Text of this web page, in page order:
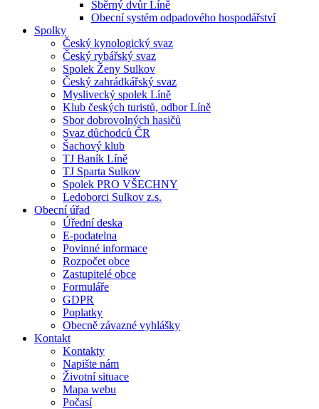
Sběrný dvůr Líně
Obecní systém odpadového hospodářství
Spolky
Český kynologický svaz
Český rybářský svaz
Spolek Ženy Sulkov
Český zahrádkářský svaz
Myslivecký spolek Líně
Klub českých turistů, odbor Líně
Sbor dobrovolných hasičů
Svaz důchodců ČR
Šachový klub
TJ Baník Líně
TJ Sparta Sulkov
Spolek PRO VŠECHNY
Ledoborci Sulkov z.s.
Obecní úřad
Úřední deska
E-podatelna
Povinné informace
Rozpočet obce
Zastupitelé obce
Formuláře
GDPR
Poplatky
Obecně závazné vyhlášky
Kontakt
Kontakty
Napište nám
Životní situace
Mapa webu
Počasí